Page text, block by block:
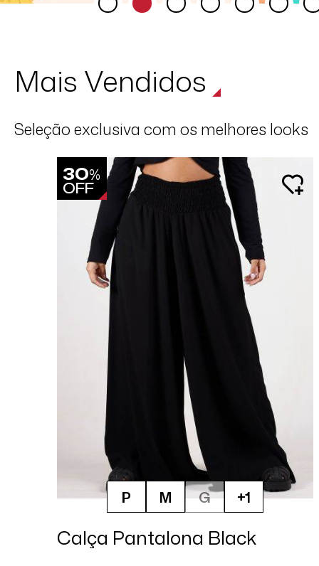
Mais Vendidos
Seleção exclusiva com os melhores looks
30%
OFF
P M G +1
Calça Pantalona Black